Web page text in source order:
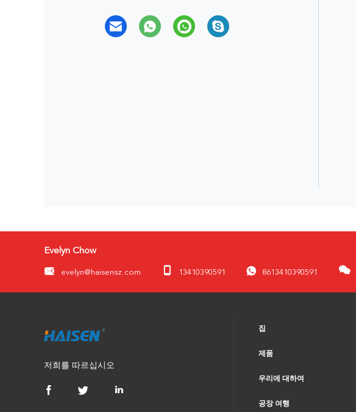
Evelyn Chow
evelyn@haisensz.com 13410390591 8613410390591
저희를 따르십시오
집
제품
우리에 대하여
공장 여행